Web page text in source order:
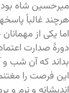
میرحسین شاه بود
هرچند غالباً
اما یکی از
دورۀ صدارت
بداند که آن شب و
این فرصت را
اندیشانه و نرم و